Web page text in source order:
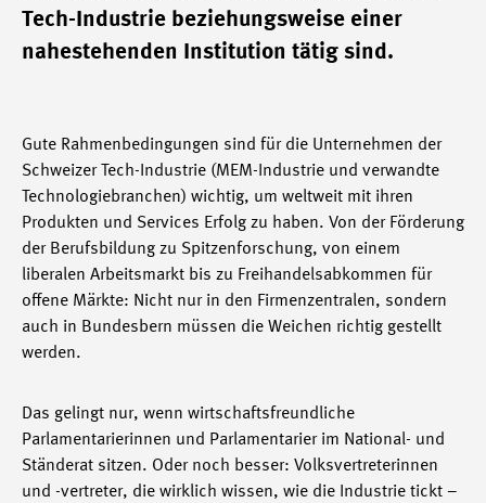
Tech-Industrie beziehungsweise einer
nahestehenden Institution tätig sind.
Gute Rahmenbedingungen sind für die Unternehmen der
Schweizer Tech-Industrie (MEM-Industrie und verwandte
Technologiebranchen) wichtig, um weltweit mit ihren
Produkten und Services Erfolg zu haben. Von der Förderung
der Berufsbildung zu Spitzenforschung, von einem
liberalen Arbeitsmarkt bis zu Freihandelsabkommen für
offene Märkte: Nicht nur in den Firmenzentralen, sondern
auch in Bundesbern müssen die Weichen richtig gestellt
werden.
Das gelingt nur, wenn wirtschaftsfreundliche
Parlamentarierinnen und Parlamentarier im National- und
Ständerat sitzen. Oder noch besser: Volksvertreterinnen
und -vertreter, die wirklich wissen, wie die Industrie tickt –